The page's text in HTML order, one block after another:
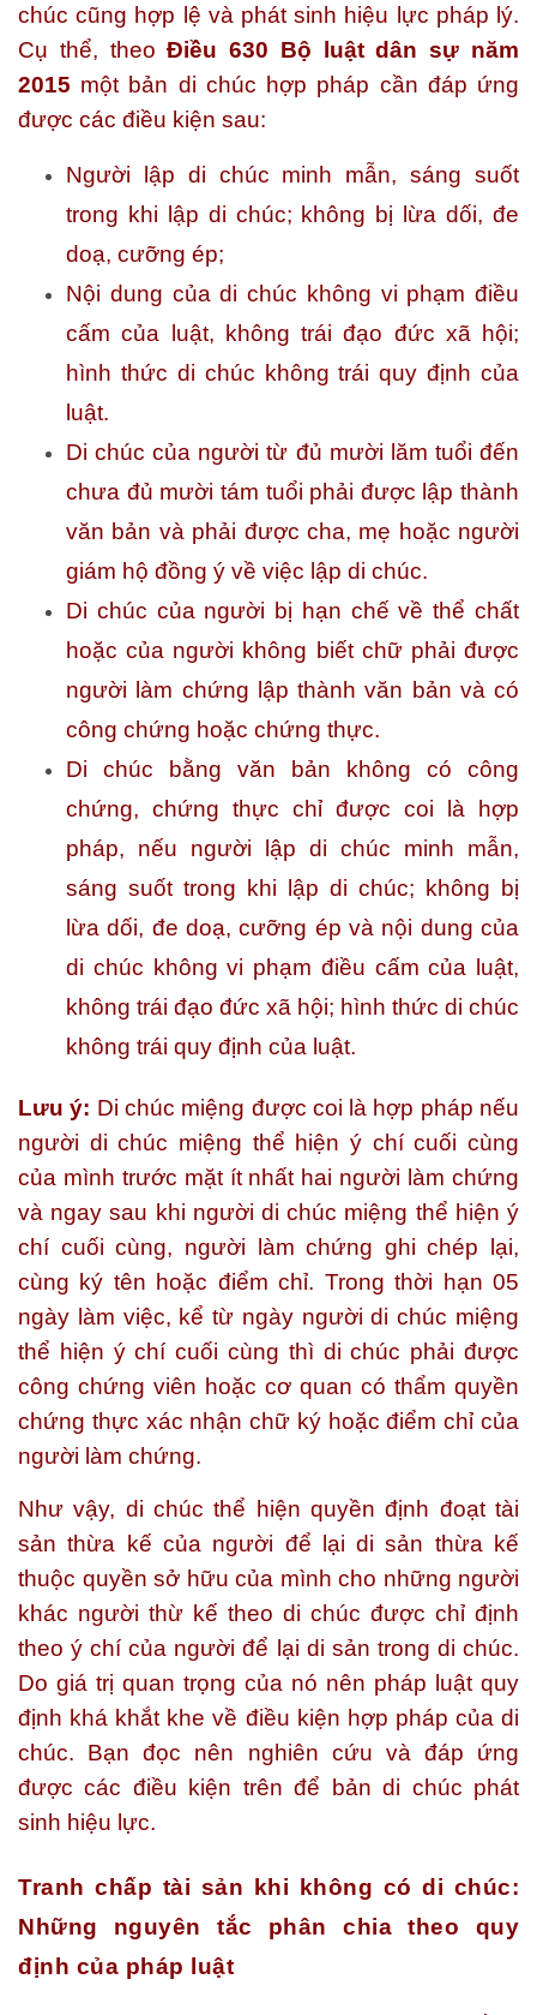
chúc cũng hợp lệ và phát sinh hiệu lực pháp lý.
Cụ thể, theoĐiều 630 Bộ luật dân sự năm
2015 một bản di chúc hợp pháp cần đáp ứng
được các điều kiện sau:
Người lập di chúc minh mẫn, sáng suốt
trong khi lập di chúc; không bị lừa dối, đe
doạ, cưỡng ép;
Nội dung của di chúc không vi phạm điều
cấm của luật, không trái đạo đức xã hội;
hình thức di chúc không trái quy định của
luật.
Di chúc của người từ đủ mười lăm tuổi đến
chưa đủ mười tám tuổi phải được lập thành
văn bản và phải được cha, mẹ hoặc người
giám hộ đồng ý về việc lập di chúc.
Di chúc của người bị hạn chế về thể chất
hoặc của người không biết chữ phải được
người làm chứng lập thành văn bản và có
công chứng hoặc chứng thực.
Di chúc bằng văn bản không có công
chứng, chứng thực chỉ được coi là hợp
pháp, nếu người lập di chúc minh mẫn,
sáng suốt trong khi lập di chúc; không bị
lừa dối, đe doạ, cưỡng ép và nội dung của
di chúc không vi phạm điều cấm của luật,
không trái đạo đức xã hội; hình thức di chúc
không trái quy định của luật.
Lưu ý: Di chúc miệng được coi là hợp pháp nếu
người di chúc miệng thể hiện ý chí cuối cùng
của mình trước mặt ít nhất hai người làm chứng
và ngay sau khi người di chúc miệng thể hiện ý
chí cuối cùng, người làm chứng ghi chép lại,
cùng ký tên hoặc điểm chỉ. Trong thời hạn 05
ngày làm việc, kể từ ngày người di chúc miệng
thể hiện ý chí cuối cùng thì di chúc phải được
công chứng viên hoặc cơ quan có thẩm quyền
chứng thực xác nhận chữ ký hoặc điểm chỉ của
người làm chứng.
Như vậy, di chúc thể hiện quyền định đoạt tài
sản thừa kế của người để lại di sản thừa kế
thuộc quyền sở hữu của mình cho những người
khác người thừ kế theo di chúc được chỉ định
theo ý chí của người để lại di sản trong di chúc.
Do giá trị quan trọng của nó nên pháp luật quy
định khá khắt khe về điều kiện hợp pháp của di
chúc. Bạn đọc nên nghiên cứu và đáp ứng
được các điều kiện trên để bản di chúc phát
sinh hiệu lực.
Tranh chấp tài sản khi không có di chúc:
Những nguyên tắc phân chia theo quy
định của pháp luật